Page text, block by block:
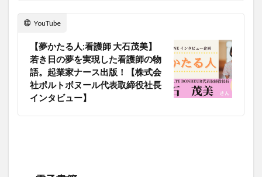
YouTube
【夢かたる人:看護師 大石茂美】
若き日の夢を実現した看護師の物
語。起業家ナース出版！【株式会
社ポルトボヌール代表取締役社長
インタビュー】